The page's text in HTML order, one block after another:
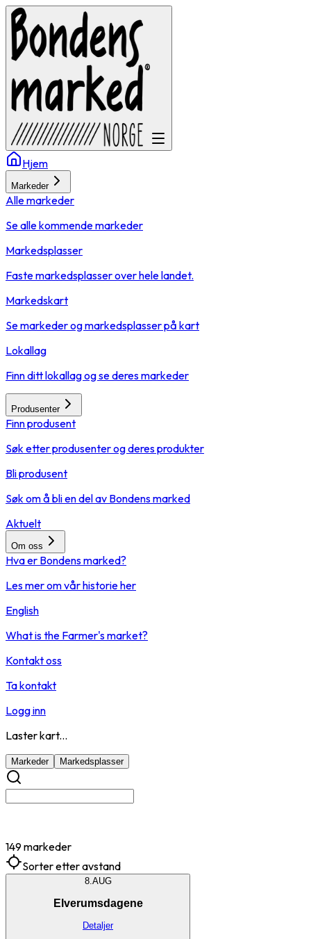
Hjem
Markeder
Alle markeder
Se alle kommende markeder
Markedsplasser
Faste markedsplasser over hele landet.
Markedskart
Se markeder og markedsplasser på kart
Lokallag
Finn ditt lokallag og se deres markeder
Produsenter
Finn produsent
Søk etter produsenter og deres produkter
Bli produsent
Søk om å bli en del av Bondens marked
Aktuelt
Om oss
Hva er Bondens marked?
Les mer om vår historie her
English
What is the Farmer's market?
Kontakt oss
Ta kontakt
Logg inn
Laster kart...
Markeder Markedsplasser
149 markeder
Sorter etter avstand
8.AUG
Elverumsdagene
Detaljer